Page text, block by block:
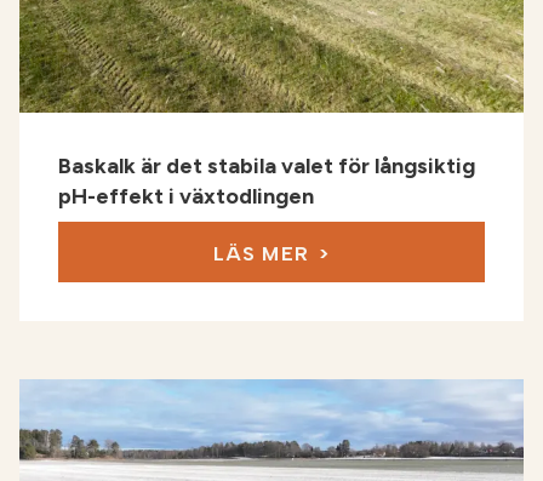
Baskalk är det stabila valet för långsiktig
pH-effekt i växtodlingen
LÄS MER